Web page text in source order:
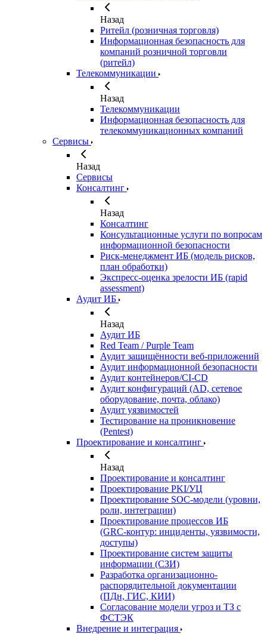
Назад
Ритейл (розничная торговля)
Информационная безопасность для
компаний розничной торговли
(ритейл)
Телекоммуникации
Назад
Телекоммуникации
Информационная безопасность для
телекоммуникационных компаний
Сервисы
Назад
Сервисы
Консалтинг
Назад
Консалтинг
Консультационные услуги по вопросам
информационной безопасности
Риск‑менеджмент ИБ (модель рисков,
план обработки)
Экспресс‑оценка зрелости ИБ (rapid
assessment)
Аудит ИБ
Назад
Аудит ИБ
Red Team / Purple Team
Аудит защищённости веб‑приложений
Аудит информационной безопасности
Аудит контейнеров/CI‑CD
Аудит конфигураций (AD, сетевое
оборудование, почта, облако)
Аудит уязвимостей
Тестирование на проникновение
(Pentest)
Проектирование и консалтинг
Назад
Проектирование и консалтинг
Проектирование PKI/УЦ
Проектирование SOC‑модели (уровни,
роли, интеграции)
Проектирование процессов ИБ
(GRC‑контур: инциденты, уязвимости,
доступы)
Проектирование систем защиты
информации (СЗИ)
Разработка организационно-
распорядительной документации
(ПДн, ГИС, КИИ)
Согласование модели угроз и ТЗ с
ФСТЭК
Внедрение и интеграция